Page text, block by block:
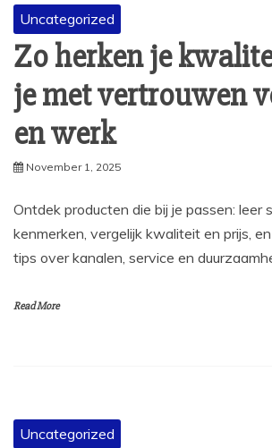
Uncategorized
Zo herken je
je met vertrouwen
en werk
November 1, 2025
Ontdek producten die bij je passen: leer
kenmerken, vergelijk kwaliteit en prijs,
tips over kanalen, service en
Read More
Uncategorized